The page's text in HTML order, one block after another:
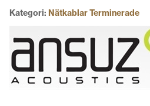
Kategori: Nätkablar Terminerade